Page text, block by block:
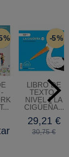
% -5 %
LIBRO DE
TEXTO -
NIVEL 1 LA
CIGÜEÑA...
29,21 €
30,75 €